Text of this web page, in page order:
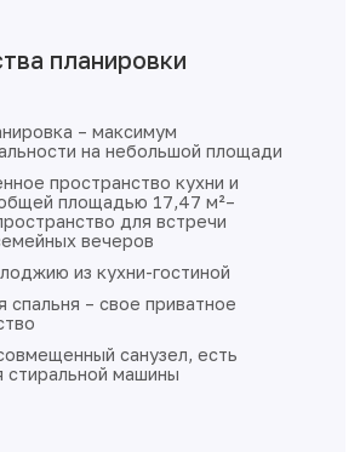
Отделка от застройщика
железная входная дверь
увеличенное остекление, окна
пластиковые с установкой
подоконников
стены оштукатурены
полы - стяжка
выполнена разводка
установки розеток и
разводка отопления выполнена в
пола